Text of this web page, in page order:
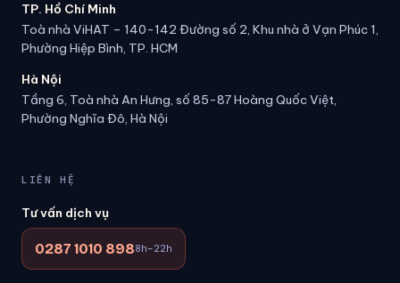
TP. Hồ Chí Minh
Toà nhà ViHAT – 140-142 Đường số 2, Khu nhà ở Vạn Phúc 1,
Phường Hiệp Bình, TP. HCM
Hà Nội
Tầng 6, Toà nhà An Hưng, số 85-87 Hoàng Quốc Việt,
Phường Nghĩa Đô, Hà Nội
LIÊN HỆ
Tư vấn dịch vụ
0287 1010 8988h–22h